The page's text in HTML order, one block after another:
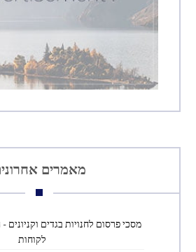
מאמרים
מסכי פרסום לחנויות בגדים וקניונים
לקוחות